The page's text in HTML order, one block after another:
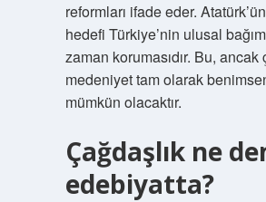
reformları ifade eder.
hedefi Türkiye’nin ulusal
zaman korumasıdır. Bu, ancak
medeniyet tam olarak
mümkün olacaktır.
Çağdaşlık ne
edebiyatta?